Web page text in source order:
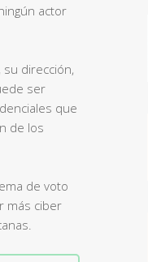
actor
dirección,
ser
que
de los
de voto
más ciber